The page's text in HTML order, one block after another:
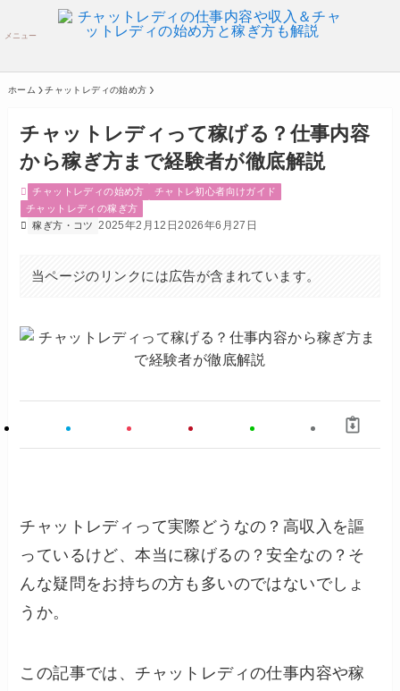
メニュー
ホーム チャットレディの始め方
チャットレディって稼げる？仕事内容
から稼ぎ方まで経験者が徹底解説
チャットレディの始め方
チャトレ初心者向けガイド
チャットレディの稼ぎ方
稼ぎ方・コツ
2025年2月12日2026年6月27日
当ページのリンクには広告が含まれています。
チャットレディって実際どうなの？高収入を謳
っているけど、本当に稼げるの？安全なの？そ
んな疑問をお持ちの方も多いのではないでしょ
うか。
この記事では、チャットレディの仕事内容や稼